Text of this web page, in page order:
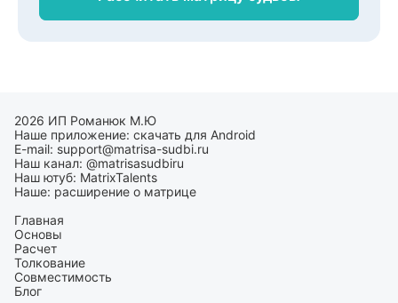
2026 ИП Романюк М.Ю
Наше приложение: скачать для Android
E-mail: support@matrisa-sudbi.ru
Наш канал: @matrisasudbiru
Наш ютуб: MatrixTalents
Наше: расширение о матрице
Главная
Основы
Расчет
Толкование
Совместимость
Блог